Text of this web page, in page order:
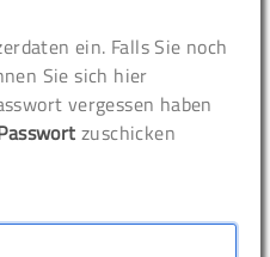
ein. Falls Sie noch
Sie sich hier
vergessen haben
zuschicken